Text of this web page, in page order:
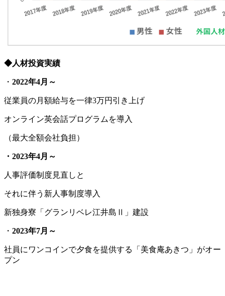
◆人材投資実績
・ 2022年4月～
従業員の月額給与を一律3万円引き上げ
オンライン英会話プログラムを導入
（最大全額会社負担）
・ 2023年4月～
人事評価制度見直しと
それに伴う新人事制度導入
新独身寮「グランリベレ江井島Ⅱ」建設
・ 2023年7月～
社員にワンコインで夕食を提供する「美食庵あきつ」がオー
プン